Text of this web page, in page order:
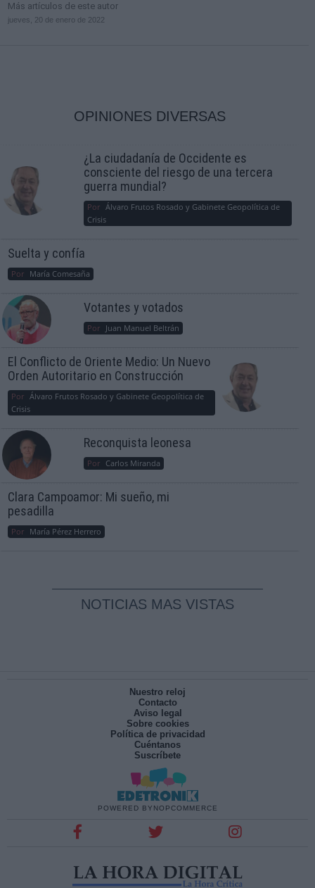
Más artículos de este autor
jueves, 20 de enero de 2022
OPINIONES DIVERSAS
¿La ciudadanía de Occidente es
consciente del riesgo de una tercera
guerra mundial?
Por Álvaro Frutos Rosado y Gabinete Geopolítica de
Crisis
Suelta y confía
Por María Comesaña
Votantes y votados
Por Juan Manuel Beltrán
El Conflicto de Oriente Medio: Un Nuevo
Orden Autoritario en Construcción
Por Álvaro Frutos Rosado y Gabinete Geopolítica de
Crisis
Reconquista leonesa
Por Carlos Miranda
Clara Campoamor: Mi sueño, mi
pesadilla
Por María Pérez Herrero
NOTICIAS MAS VISTAS
Nuestro reloj
Contacto
Aviso legal
Sobre cookies
Política de privacidad
Cuéntanos
Suscríbete
POWERED BY NOPCOMMERCE